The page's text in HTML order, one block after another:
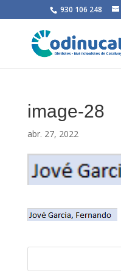
930 106 248
image-28
abr. 27, 2022